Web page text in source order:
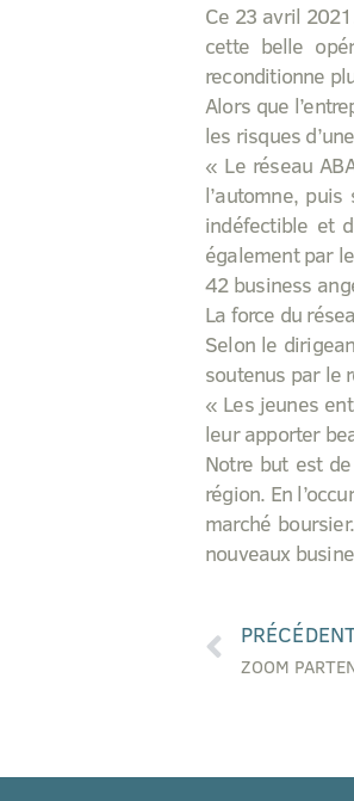
Ce 23 avril
cette belle
reconditionne
Alors que
les risques
« Le réseau
l’automne,
indéfectible et
également par
42 business
La force du
Selon le
soutenus par le
« Les jeunes
leur apporter
Notre but est
région. En
marché
nouveaux
ZOOM